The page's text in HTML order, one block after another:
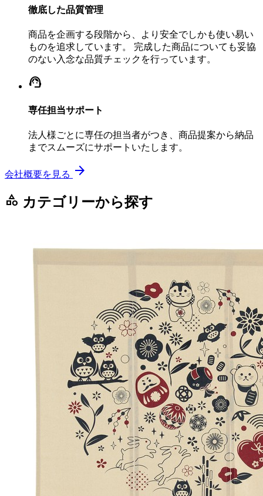
徹底した品質管理
商品を企画する段階から、より安全でしかも使い易い
ものを追求しています。 完成した商品についても妥協
のない入念な品質チェックを行っています。
support_agent
専任担当サポート
法人様ごとに専任の担当者がつき、商品提案から納品
までスムーズにサポートいたします。
会社概要を見る arrow_forward
category カテゴリーから探す